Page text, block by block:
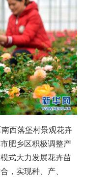
西落堡村景观花卉
肥乡区积极调整产
式大力发展花卉苗
，实现种、产、